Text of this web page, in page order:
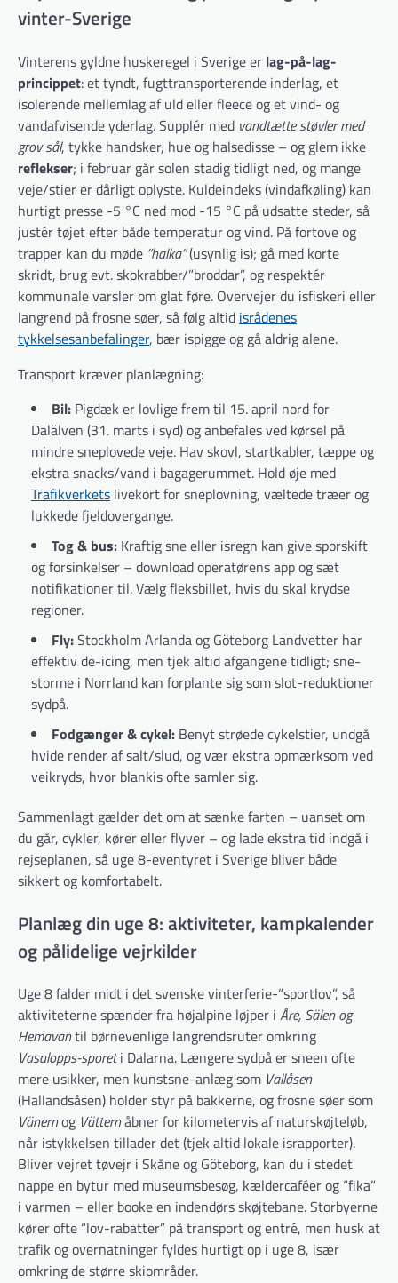
vinter-Sverige
Vinterens gyldne huskeregel i Sverige er lag-på-lag-
princippet: et tyndt, fugttransporterende inderlag, et
isolerende mellemlag af uld eller fleece og et vind- og
vandafvisende yderlag. Supplér med vandtætte støvler med
grov sål, tykke handsker, hue og halsedisse – og glem ikke
reflekser; i februar går solen stadig tidligt ned, og mange
veje/stier er dårligt oplyste. Kuldeindeks (vindafkøling) kan
hurtigt presse -5 °C ned mod -15 °C på udsatte steder, så
justér tøjet efter både temperatur og vind. På fortove og
trapper kan du møde ”halka”(usynlig is); gå med korte
skridt, brug evt. skokrabber/”broddar”, og respek­tér
kommunale varsler om glat føre. Overvejer du isfiskeri eller
langrend på frosne søer, så følg altid isrådenes
tykkelsesanbefalinger, bær ispigge og gå aldrig alene.
Transport kræver planlægning:
Bil: Pigdæk er lovlige frem til 15. april nord for
Dalälven (31. marts i syd) og anbefales ved kørsel på
mindre sneplovede veje. Hav skovl, startkabler, tæppe og
ekstra snacks/vand i bagagerummet. Hold øje med
Trafikverkets livekort for sneplovning, væltede træer og
lukkede fjeldovergange.
Tog & bus: Kraftig sne eller isregn kan give spor­skift
og forsinkelser – download operatørens app og sæt
notifikationer til. Vælg fleksbillet, hvis du skal krydse
regioner.
Fly:Stockholm Arlanda og Göteborg Landvetter har
effektiv de-icing, men tjek altid afgangene tidligt; sne­
storme i Norrland kan forplante sig som slot-reduktioner
sydpå.
Fodgænger & cykel: Benyt strøede cykelstier, undgå
hvide render af salt/slud, og vær ekstra opmærksom ved
veikryds, hvor blankis ofte samler sig.
Sammenlagt gælder det om at sænke farten – uanset om
du går, cykler, kører eller flyver – og lade ekstra tid indgå i
rejseplanen, så uge 8-eventyret i Sverige bliver både
sikkert og komfortabelt.
Planlæg din uge 8: aktiviteter, kampkalender
og pålidelige vejrkilder
Uge 8 falder midt i det svenske vinterferie-“sportlov”, så
aktiviteterne spænder fra højalpine løjper i Åre, Sälen og
Hemavantil børnevenlige langrendsruter omkring
Vasalopps-sporeti Dalarna. Længere sydpå er sneen ofte
mere usikker, men kunstsne-anlæg som Vallåsen
(Hallandsåsen) holder styr på bakkerne, og frosne søer som
Vänernog Vätternåbner for kilometervis af naturskøjteløb,
når istykkelsen tillader det (tjek altid lokale israpporter).
Bliver vejret tøvejr i Skåne og Göteborg, kan du i stedet
nappe en bytur med museumsbesøg, kældercaféer og “fika”
i varmen – eller booke en indendørs skøjtebane. Storbyerne
kører ofte “lov-rabatter” på transport og entré, men husk at
trafik og overnatninger fyldes hurtigt op i uge 8, især
omkring de større skiområder.